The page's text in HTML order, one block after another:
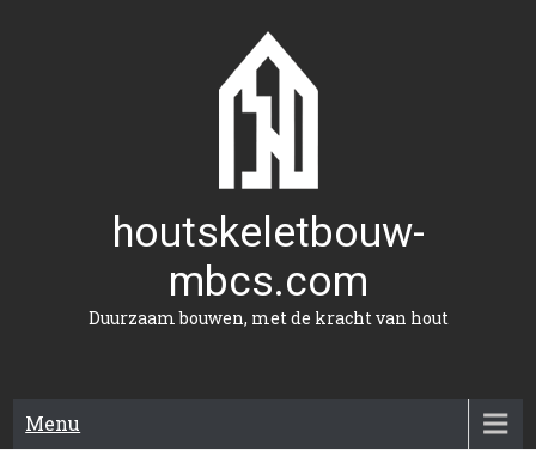
houtskeletbouw-
mbcs.com
Duurzaam bouwen, met de kracht van hout
Menu